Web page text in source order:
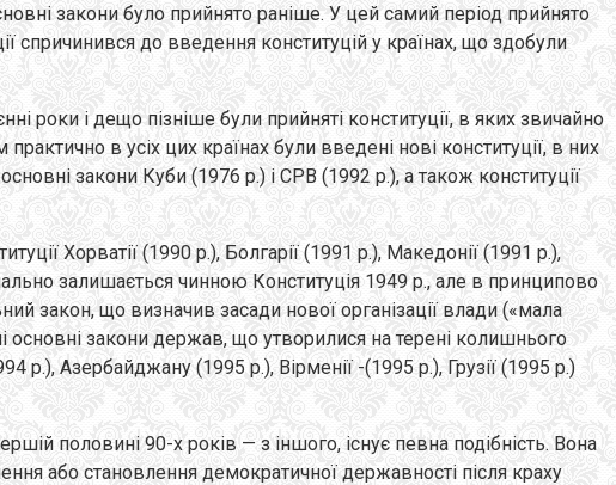
закони було прийнято раніше. У цей самий період прийнято
спричинився до введення конституцій у країнах, що здобули
роки і дещо пізніше були прийняті конституції, в яких звичайно
в усіх цих країнах були введені нові конституції, в них
закони Куби (1976 p.) і СРВ (1992 p.), а також конституції
Хорватії (1990 p.), Болгарії (1991 p.), Македонії (1991 p.),
залишається чинною Конституція 1949 p., але в принципово
закон, що визначив засади нової організації влади («мала
основні закони держав, що утворилися на терені колишнього
p.), Азербайджану (1995 p.), Вірменії -(1995 p.), Грузії (1995 p.)
половині 90-х років — з іншого, існує певна подібність. Вона
або становлення демократичної державності після краху